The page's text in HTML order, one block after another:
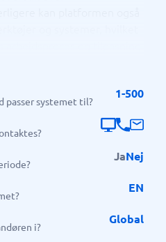
document
egnet
valg hos virksomheder
eller hører ind under SMV
andet deres
og at platformen er nemt
til virksomheder der har
passer systemet til?
1-500
JaNej
EN
i?
Global